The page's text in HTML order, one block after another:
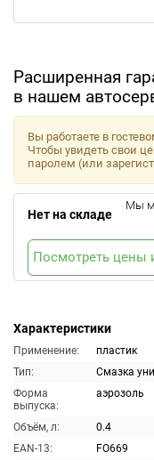
Расширенная
в нашем
Характеристики
Применение:
пластик
Тип:
Смазка
Форма
выпуска:
аэрозоль
Объём, л:
0.4
EAN-13:
FO669
Вы работаете в
Чтобы увидеть свои
паролем (или
Нет на складе
Мы
Посмотреть цены